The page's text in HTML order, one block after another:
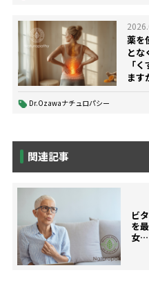
薬を
と
「
ます
Dr.Ozawaナチュロパシー
関連記事
ビ
を
女…